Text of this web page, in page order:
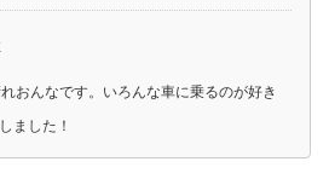
おんなです。いろんな車に乗るのが好き
ました！